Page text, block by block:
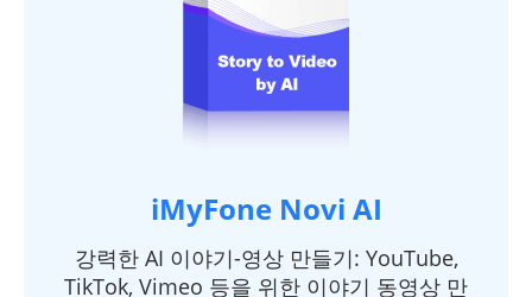
iMyFone Novi AI
강력한 AI 이야기-영상 만들기: YouTube,
TikTok, Vimeo 등을 위한 이야기 동영상 만